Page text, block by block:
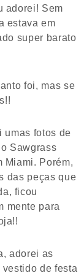
adorei! Sem
estava em
super barato
foi, mas se
umas fotos de
Sawgrass
Porém,
das peças que
ficou
mente para
adorei as
de festa